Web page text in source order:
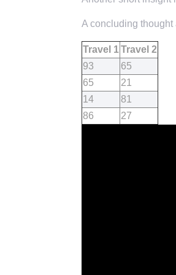
A concluding thought
Travel 1Travel 2
93
65
65
21
14
81
86
27